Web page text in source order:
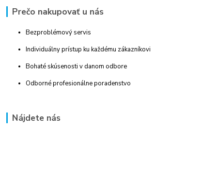
Prečo nakupovať u nás
Bezproblémový servis
Individuálny prístup ku každému zákazníkovi
Bohaté skúsenosti v danom odbore
Odborné profesionálne poradenstvo
Nájdete nás